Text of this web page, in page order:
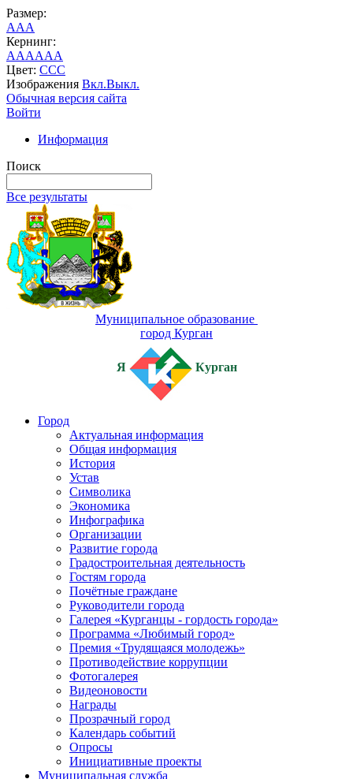
Размер:
AAA
Кернинг:
AAAAAA
Цвет: CCC
Изображения Вкл.Выкл.
Обычная версия сайта
Войти
Информация
Поиск
Все результаты
Муниципальное образование
город Курган
Я Курган
Город
Актуальная информация
Общая информация
История
Устав
Символика
Экономика
Инфографика
Организации
Развитие города
Градостроительная деятельность
Гостям города
Почётные граждане
Руководители города
Галерея «Курганцы - гордость города»
Программа «Любимый город»
Премия «Трудящаяся молодежь»
Противодействие коррупции
Фотогалерея
Видеоновости
Награды
Прозрачный город
Календарь событий
Опросы
Инициативные проекты
Муниципальная служба